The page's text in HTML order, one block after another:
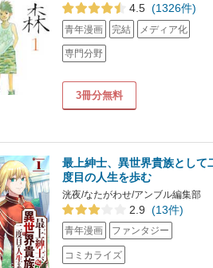
4.5 (1326件)
青年漫画 完結 メディア化
専門分野
3冊分無料
最上紳士、異世界貴族として
度目の人生を歩む
洸夜/なたがわせ/アンブル編集部
2.9 (13件)
青年漫画 ファンタジー
コミカライズ